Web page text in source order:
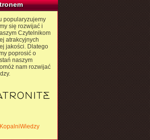
popularyzujemy
się rozwijać i
Czytelnikom
atrakcyjnych
jakości. Dlatego
poprosić o
naszym
nam rozwijać